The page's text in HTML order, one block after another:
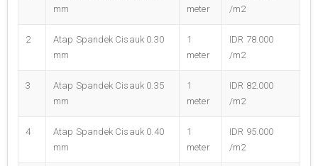
mm
meter
/m2
2
Atap Spandek Cisauk 0.30
mm
1
meter
IDR 78.000
/m2
3
Atap Spandek Cisauk 0.35
mm
1
meter
IDR 82.000
/m2
4
Atap Spandek Cisauk 0.40
mm
1
meter
IDR 95.000
/m2